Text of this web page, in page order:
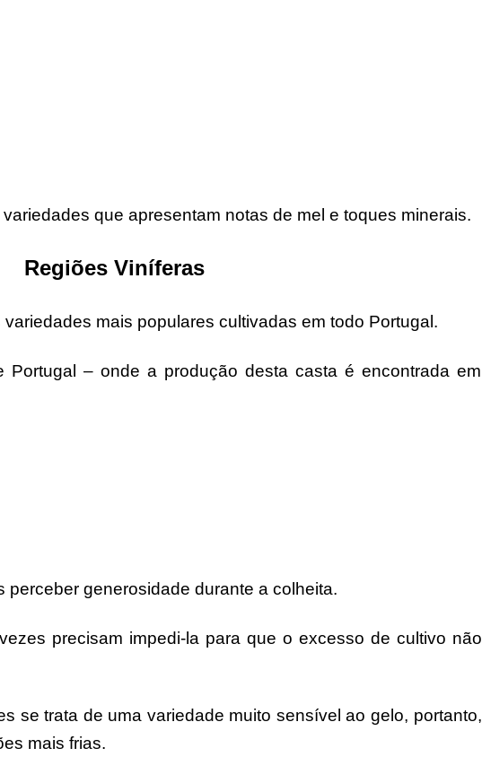
que apresentam notas de mel e toques minerais.
Regiões Viníferas
mais populares cultivadas em todo Portugal.
Portugal – onde a produção desta casta é encontrada em
perceber generosidade durante a colheita.
precisam impedi-la para que o excesso de cultivo não
se trata de uma variedade muito sensível ao gelo, portanto,
mais frias.